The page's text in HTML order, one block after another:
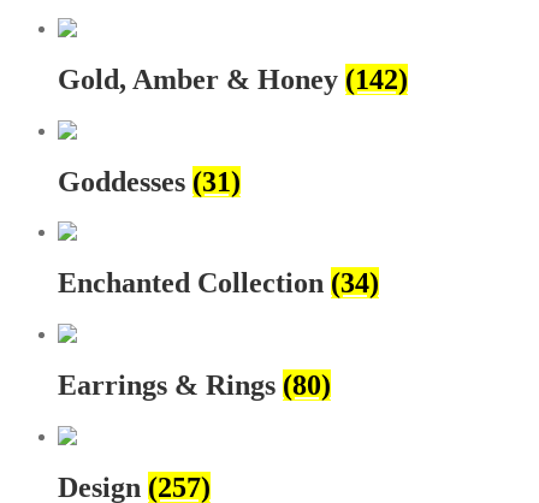
Gold, Amber & Honey (142)
Goddesses (31)
Enchanted Collection (34)
Earrings & Rings (80)
Design (257)